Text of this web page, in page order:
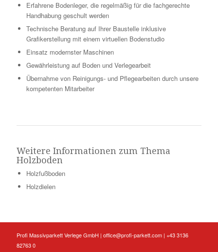
Erfahrene Bodenleger, die regelmäßig für die fachgerechte
Handhabung geschult werden
Technische Beratung auf Ihrer Baustelle inklusive
Grafikerstellung mit einem virtuellen Bodenstudio
Einsatz modernster Maschinen
Gewährleistung auf Boden und Verlegearbeit
Übernahme von Reinigungs- und Pflegearbeiten durch unsere
kompetenten Mitarbeiter
Weitere Informationen zum Thema
Holzboden
Holzfußboden
Holzdielen
Profi Massivparkett Verlege GmbH | office@profi-parkett.com| +43 3136
82763 0